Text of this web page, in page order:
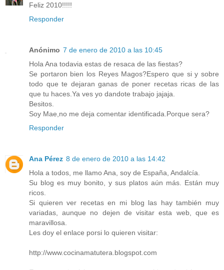
Feliz 2010!!!!!
Responder
Anónimo 7 de enero de 2010 a las 10:45
Hola Ana todavia estas de resaca de las fiestas?
Se portaron bien los Reyes Magos?Espero que si y sobre
todo que te dejaran ganas de poner recetas ricas de las
que tu haces.Ya ves yo dandote trabajo jajaja.
Besitos.
Soy Mae,no me deja comentar identificada.Porque sera?
Responder
Ana Pérez 8 de enero de 2010 a las 14:42
Hola a todos, me llamo Ana, soy de España, Andalcía.
Su blog es muy bonito, y sus platos aún más. Están muy
ricos.
Si quieren ver recetas en mi blog las hay también muy
variadas, aunque no dejen de visitar esta web, que es
maravillosa.
Les doy el enlace porsi lo quieren visitar:
http://www.cocinamatutera.blogspot.com